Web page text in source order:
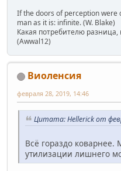
If the doors of perception were
man as it is: infinite. (W. Blake)
Какая потребителю разница,
(Awwal12)
Виоленсия
февраля 28, 2019, 14:46
Цитата: Hellerick от
Всё гораздо коварнее.
утилизации лишнего